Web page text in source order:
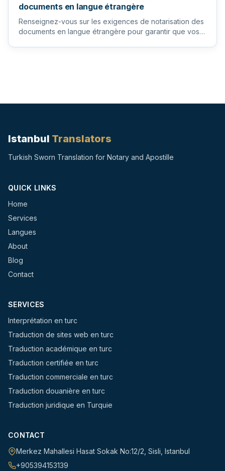
documents en langue étrangère
Renseignez-vous sur les exigences de notarisation des
documents en langue étrangère pour garantir que vos
Istanbul Translators
Turkish Sworn Translation for Notary and Apostille
QUICK LINKS
Home
Services
Langues
About
Blog
Contact
SERVICES
Interprétation en turc
Traduction de sites web en turc
Traduction académique en turc
Traduction certifiée en turc
Traduction commerciale en turc
Traduction douanière en turc
Traduction juridique en Turquie
CONTACT
Merkez Mahallesi Hasat Sokak No:12/2 Sisli Istanbul
+905394153139